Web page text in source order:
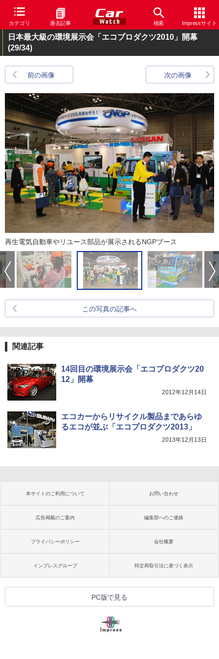
カテゴリ 過去記事 検索 Impressサイト
日本最大級の環境展示会「エコプロダクツ2010」開幕
(29/34)
前の画像 次の画像
再生電気自動車やリユース部品が展示されるNGPブース
この写真の記事へ
関連記事
14回目の環境展示会「エコプロダクツ20
12」開幕
2012年12月14日
エコカーからリサイクル製品まであらゆ
るエコが並ぶ「エコプロダクツ2013」
2013年12月13日
本サイトのご利用について お問い合わせ
広告掲載のご案内 編集部へのご連絡
プライバシーポリシー 会社概要
インプレスグループ 特定商取引法に基づく表示
PC版で見る